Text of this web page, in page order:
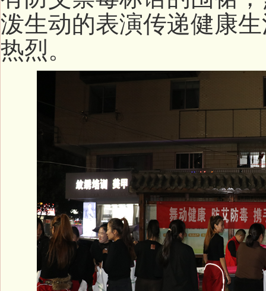
泼生动的表演传递健康
热烈。